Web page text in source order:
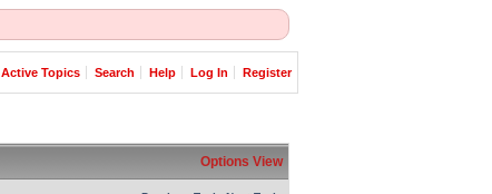
Active Topics Search Help Log In Register
Options View